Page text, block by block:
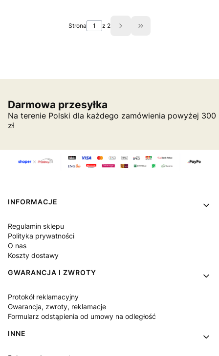
Strona z 2 Przejdź do ostatniej
Darmowa przesyłka
Na terenie Polski dla każdego zamówienia powyżej 300
zł
Linki w stopce
INFORMACJE
Regulamin sklepu
Polityka prywatności
O nas
Koszty dostawy
GWARANCJA I ZWROTY
Protokół reklamacyjny
Gwarancja, zwroty, reklamacje
Formularz odstąpienia od umowy na odległość
INNE